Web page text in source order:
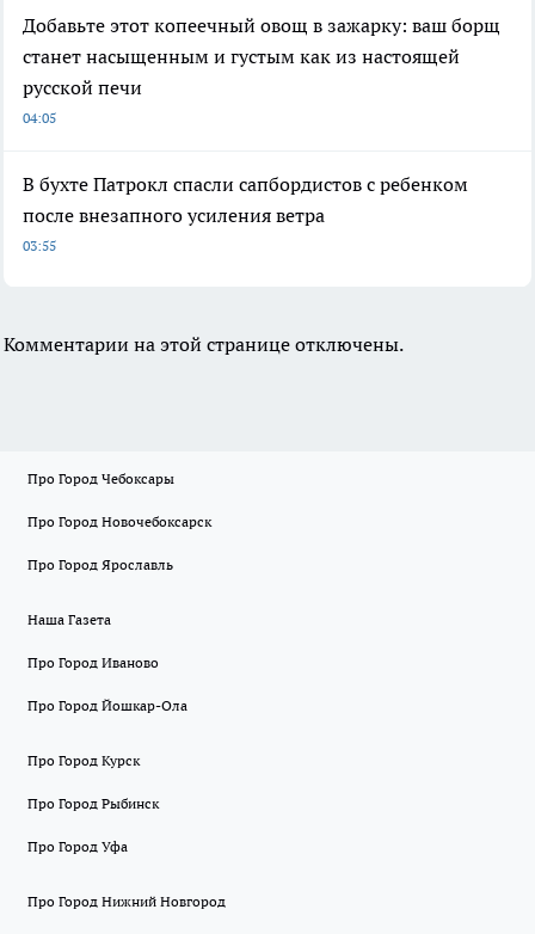
Добавьте этот копеечный овощ в зажарку: ваш борщ
станет насыщенным и густым как из настоящей
русской печи
04:05
В бухте Патрокл спасли сапбордистов с ребенком
после внезапного усиления ветра
03:55
Комментарии на этой странице отключены.
Про Город Чебоксары
Про Город Новочебоксарск
Про Город Ярославль
Наша Газета
Про Город Иваново
Про Город Йошкар-Ола
Про Город Курск
Про Город Рыбинск
Про Город Уфа
Про Город Нижний Новгород